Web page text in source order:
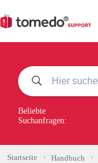
Inhalt
springen
Beliebte
Suchanfragen:
Startseite Handbuch